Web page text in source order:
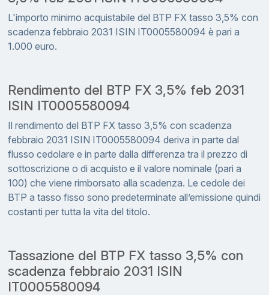
L'importo minimo acquistabile del BTP FX tasso 3,5% con
scadenza febbraio 2031 ISIN IT0005580094 è pari a
1.000 euro.
Rendimento del BTP FX 3,5% feb 2031
ISIN IT0005580094
Il rendimento del BTP FX tasso 3,5% con scadenza
febbraio 2031 ISIN IT0005580094 deriva in parte dal
flusso cedolare e in parte dalla differenza tra il prezzo di
sottoscrizione o di acquisto e il valore nominale (pari a
100) che viene rimborsato alla scadenza. Le cedole dei
BTP a tasso fisso sono predeterminate all’emissione quindi
costanti per tutta la vita del titolo.
Tassazione del BTP FX tasso 3,5% con
scadenza febbraio 2031 ISIN
IT0005580094